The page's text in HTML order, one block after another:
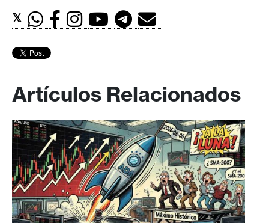
𝕏
Artículos Relacionados